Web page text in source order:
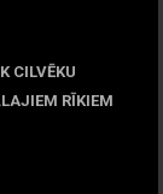
CILVĒKU
RĪKIEM